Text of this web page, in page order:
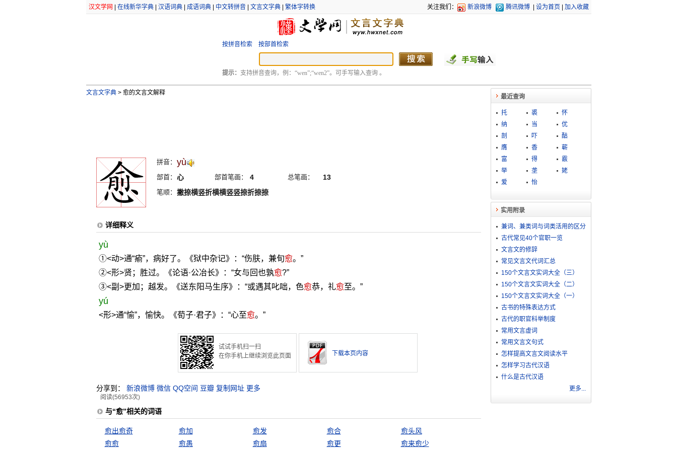
汉文学网 在线新华字典| 汉语词典| 成语词典| 中文转拼音| 文言文字典| 繁体字转换 关注我们： 新浪微博 腾讯微博 设为首页 加入收藏
按拼音检索 按部首检索
提示： 支持拼音查询，例：“wen”;“wen2”。可手写输入查询 。
文言文字典 >愈的文言文解释
拼音： yù
部首： 心 部首笔画： 4 总笔画： 13
笔顺： 撇捺横竖折横横竖竖捺折捺捺
详细释义
yù
①<动>通“瘉”，病好了。《狱中杂记》：“伤肤，兼旬愈。”
②<形>贤；胜过。《论语·公冶长》：“女与回也孰愈?”
③<副>更加；越发。《送东阳马生序》：“或遇其叱咄，色愈恭，礼愈至。”
yú
<形>通“愉”，愉快。《荀子·君子》：“心至愈。”
试试手机扫一扫
在你手机上继续浏览此页面
下载本页内容
分享到： 新浪微博 微信 QQ空间 豆瓣 复制网址 更多
阅读(56953次)
与“愈”相关的词语
愈出愈奇 愈加 愈发 愈合
愈头风
愈愈
愈愚 愈扇 愈更 愈来愈少
最近查询
托 裘
怀
纳
当
优
剖
吓
酤
膺
香
蕲
富
得
霰
举
垄
姥
爱
怡
实用附录
兼词、兼类词与词类活用的区分
古代常见40个官职一览
文言文的修辞
常见文言文代词汇总
150个文言文实词大全（三）
150个文言文实词大全（二）
150个文言文实词大全（一）
古书的特殊表达方式
古代的职官科举制度
常用文言虚词
常用文言文句式
怎样提高文言文阅读水平
怎样学习古代汉语
什么是古代汉语
更多...